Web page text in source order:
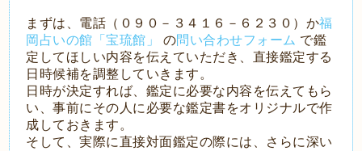
まずは、電話（０９０－３４１６－６２３０）か福
岡占いの館「宝琉館」
の問い合わせフォーム で鑑
定してほしい内容を伝えていただき、直接鑑定する
日時候補を調整していきます。
日時が決定すれば、鑑定に必要な内容を伝えてもら
い、事前にその人に必要な鑑定書をオリジナルで作
成しておきます。
そして、実際に直接対面鑑定の際には、さらに深い